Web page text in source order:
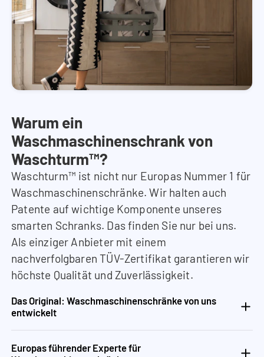
Warum ein
Waschmaschinenschrank von
Waschturm™?
Waschturm™ ist nicht nur Europas Nummer 1 für
Waschmaschinenschränke. Wir halten auch
Patente auf wichtige Komponente unseres
smarten Schranks. Das finden Sie nur bei uns.
Als einziger Anbieter mit einem
nachverfolgbaren TÜV-Zertifikat garantieren wir
höchste Qualität und Zuverlässigkeit.
Das Original: Waschmaschinenschränke von uns
entwickelt
Europas führender Experte für